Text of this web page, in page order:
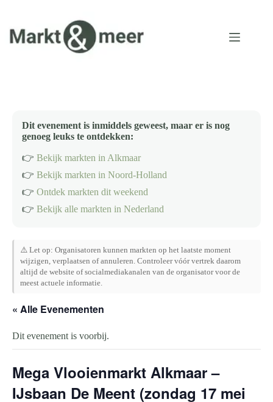
inhoud
Dit evenement is inmiddels geweest, maar er is nog
genoeg leuks te ontdekken:
👉 Bekijk markten in Alkmaar
👉 Bekijk markten in Noord-Holland
👉 Ontdek markten dit weekend
👉 Bekijk alle markten in Nederland
⚠️ Let op: Organisatoren kunnen markten op het laatste moment
wijzigen, verplaatsen of annuleren. Controleer vóór vertrek daarom
altijd de website of socialmediakanalen van de organisator voor de
meest actuele informatie.
« Alle Evenementen
Dit evenement is voorbij.
Mega Vlooienmarkt Alkmaar –
IJsbaan De Meent (zondag 17 mei